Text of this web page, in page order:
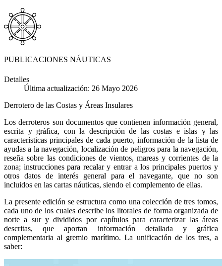
PUBLICACIONES NÁUTICAS
Detalles
Última actualización: 26 Mayo 2026
Derrotero de las Costas y Áreas Insulares
Los derroteros son documentos que contienen información general,
escrita y gráfica, con la descripción de las costas e islas y las
características principales de cada puerto, información de la lista de
ayudas a la navegación, localización de peligros para la navegación,
reseña sobre las condiciones de vientos, mareas y corrientes de la
zona; instrucciones para recalar y entrar a los principales puertos y
otros datos de interés general para el navegante, que no son
incluidos en las cartas náuticas, siendo el complemento de ellas.
La presente edición se estructura como una colección de tres tomos,
cada uno de los cuales describe los litorales de forma organizada de
norte a sur y divididos por capítulos para caracterizar las áreas
descritas, que aportan información detallada y gráfica
complementaria al gremio marítimo. La unificación de los tres, a
saber: